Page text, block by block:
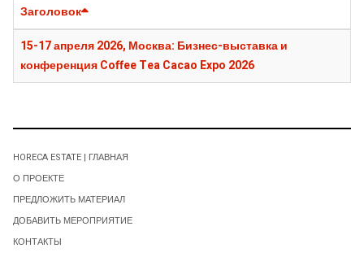
Заголовок
15-17 апреля 2026, Москва: Бизнес-выставка и
конференция Coffee Tea Cacao Expo 2026
HORECA ESTATE | ГЛАВНАЯ
О ПРОЕКТЕ
ПРЕДЛОЖИТЬ МАТЕРИАЛ
ДОБАВИТЬ МЕРОПРИЯТИЕ
КОНТАКТЫ